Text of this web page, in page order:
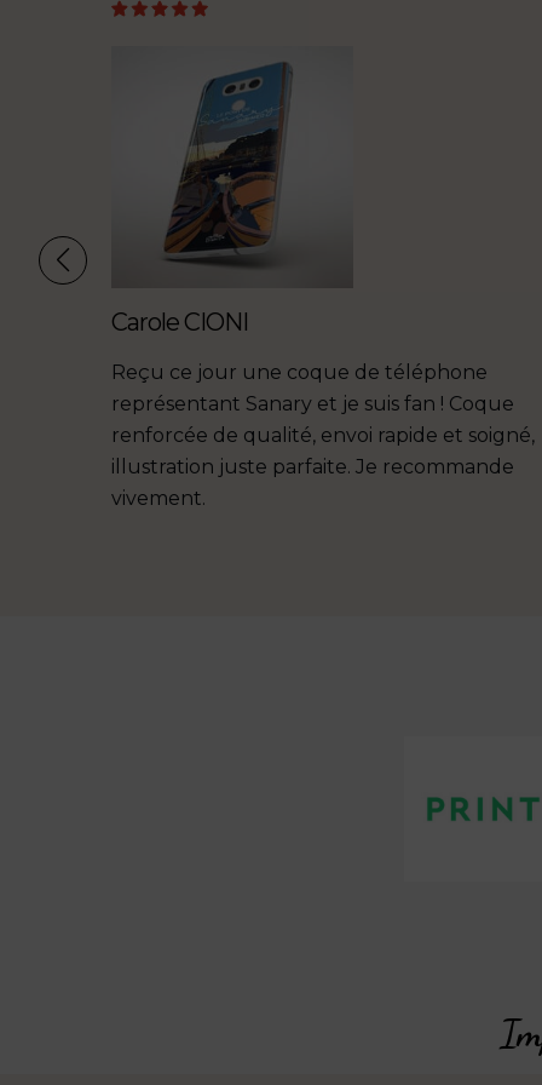
Carole CIONI
Reçu ce jour une coque de téléphone
représentant Sanary et je suis fan ! Coque
renforcée de qualité, envoi rapide et soigné,
illustration juste parfaite. Je recommande
vivement.